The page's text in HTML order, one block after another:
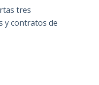
tres
y contratos de